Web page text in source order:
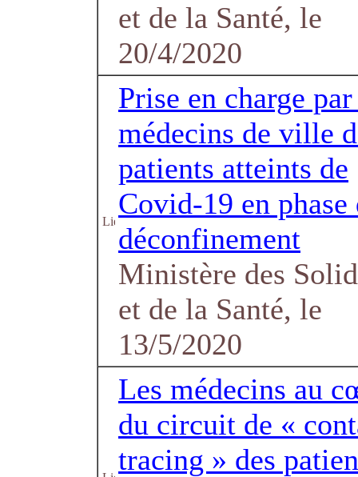
et de la Santé, le
20/4/2020
Prise en charge
médecins de ville
patients atteints de
Covid-19 en phase
déconfinement
Ministère des
et de la Santé, le
13/5/2020
Les médecins au
du circuit de «
tracing » des